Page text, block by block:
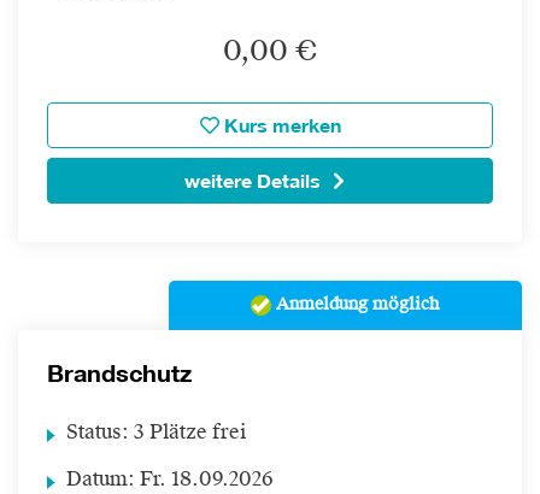
0,00 €
Kurs merken
weitere Details
Anmeldung möglich
Brandschutz
Status: 3 Plätze frei
Datum: Fr. 18.09.2026